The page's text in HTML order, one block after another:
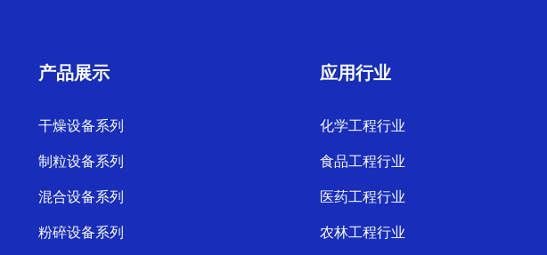
产品展示
干燥设备系列
制粒设备系列
混合设备系列
粉碎设备系列
应用行业
化学工程行业
食品工程行业
医药工程行业
农林工程行业